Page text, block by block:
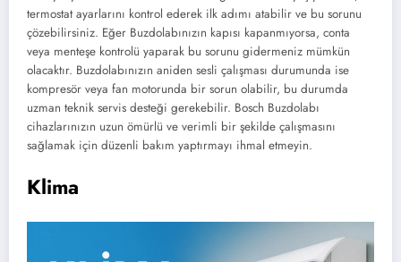
termostat ayarlarını kontrol ederek ilk adımı atabilir ve bu sorunu
çözebilirsiniz. Eğer Buzdolabınızın kapısı kapanmıyorsa, conta
veya menteşe kontrolü yaparak bu sorunu gidermeniz mümkün
olacaktır. Buzdolabınızın aniden sesli çalışması durumunda ise
kompresör veya fan motorunda bir sorun olabilir, bu durumda
uzman teknik servis desteği gerekebilir. Bosch Buzdolabı
cihazlarınızın uzun ömürlü ve verimli bir şekilde çalışmasını
sağlamak için düzenli bakım yaptırmayı ihmal etmeyin.
Klima